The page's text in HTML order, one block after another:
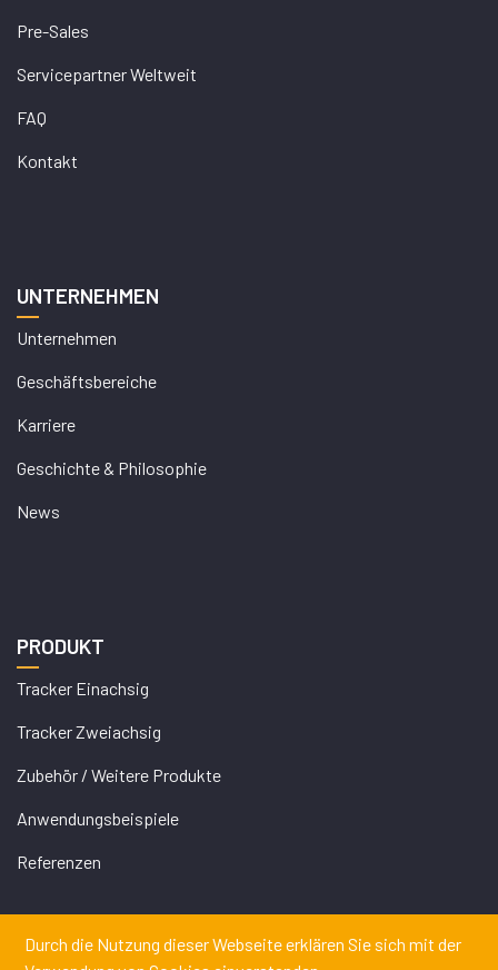
Pre-Sales
Servicepartner Weltweit
FAQ
Kontakt
UNTERNEHMEN
Unternehmen
Geschäftsbereiche
Karriere
Geschichte & Philosophie
News
PRODUKT
Tracker Einachsig
Tracker Zweiachsig
Zubehör / Weitere Produkte
Anwendungsbeispiele
Referenzen
Durch die Nutzung dieser Webseite erklären Sie sich mit der